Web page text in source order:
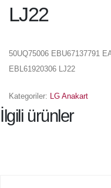
LJ22
50UQ75006 EBU67137791
EBL61920306 LJ22
Kategoriler: LG Anakart
İlgili ürünler